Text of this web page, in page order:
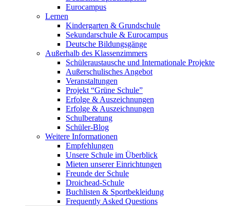
Eurocampus
Lernen
Kindergarten & Grundschule
Sekundarschule & Eurocampus
Deutsche Bildungsgänge
Außerhalb des Klassenzimmers
Schüleraustausche und Internationale Projekte
Außerschulisches Angebot
Veranstaltungen
Projekt “Grüne Schule”
Erfolge & Auszeichnungen
Erfolge & Auszeichnungen
Schulberatung
Schüler-Blog
Weitere Informationen
Empfehlungen
Unsere Schule im Überblick
Mieten unserer Einrichtungen
Freunde der Schule
Droichead-Schule
Buchlisten & Sportbekleidung
Frequently Asked Questions